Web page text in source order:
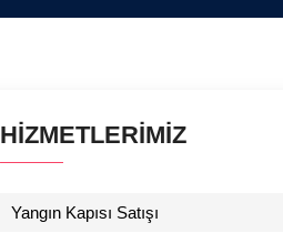
HİZMETLERİMİZ
Yangın Kapısı Satışı